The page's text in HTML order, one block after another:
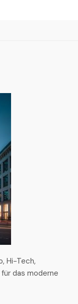
Hi-Tech,
das moderne